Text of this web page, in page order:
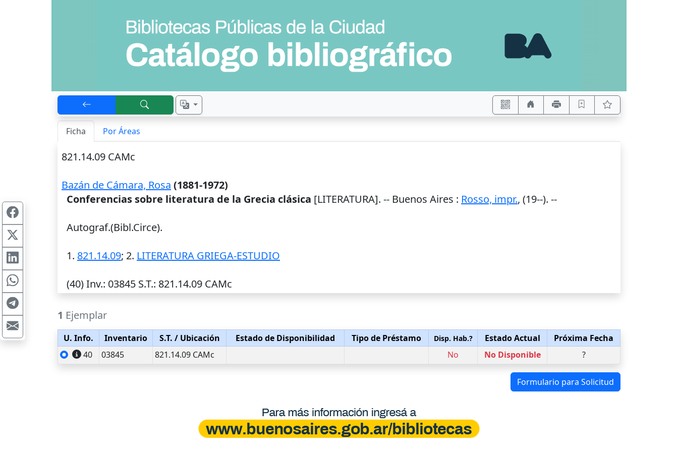
Ficha Por Áreas
821.14.09 CAMc
Bazán de Cámara, Rosa (1881-1972)
Conferencias sobre literatura de la Grecia clásica [LITERATURA]. -- Buenos Aires : Rosso, impr., (19--). --
Autograf.(Bibl.Circe).
1. 821.14.09; 2. LITERATURA GRIEGA-ESTUDIO
(40)Inv.: 03845 S.T.: 821.14.09 CAMc
1 Ejemplar
U. Info. Inventario S.T. / Ubicación Estado de Disponibilidad Tipo de Préstamo Disp. Hab.? Estado Actual
Próxima Fecha
40
03845 821.14.09 CAMc No No Disponible ?
Formulario para Solicitud